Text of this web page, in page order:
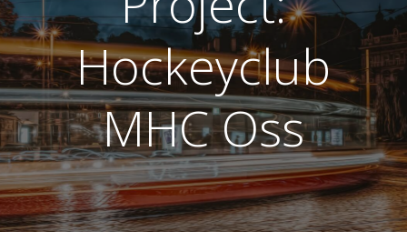
Hockeyclub
MHC Oss